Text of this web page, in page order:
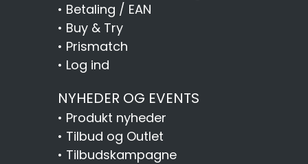
• Betaling / EAN
• Buy & Try
• Prismatch
• Log ind
NYHEDER OG EVENTS
• Produkt nyheder
• Tilbud og Outlet
• Tilbudskampagne